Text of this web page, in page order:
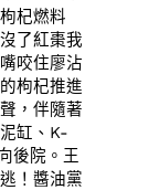
杞燃料
了紅棗我
咬住廖沾
枸杞推進
，伴隨著
缸、K-
後院。王
！醬油黨